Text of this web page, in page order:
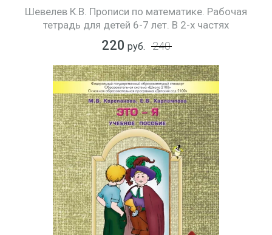
Шевелев К.В. Прописи по математике. Рабочая
тетрадь для детей 6-7 лет. В 2-х частях
220 руб. 240